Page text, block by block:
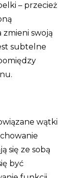
– przecież
swoją
subtelne
wątki
się ze sobą
być